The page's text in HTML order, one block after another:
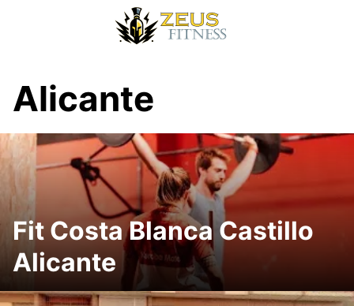
Alicante
Fit Costa Blanca Castillo
Alicante